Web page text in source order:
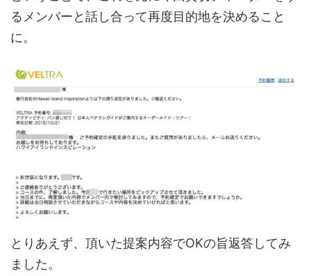
るメンバーと話し合って再度目的地を決めること
に。
とりあえず、頂いた提案内容でOKの旨返答してみ
ました。